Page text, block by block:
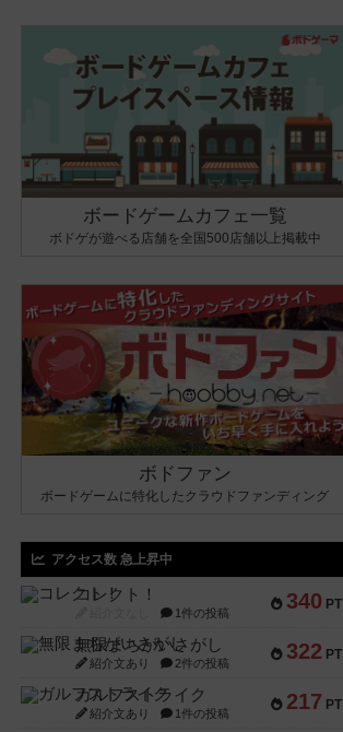
ボードゲームカフェ一覧
ボドゲが遊べる店舗を全国500店舗以上掲載中
ボドファン
ボードゲームに特化したクラウドファンディング
アクセス数 急上昇中
340 PT
コレクト！
1件の投稿
322 PT
無限まちがいさがし
紹介文あり 2件の投稿
217 PT
ガルフストライク
紹介文あり 1件の投稿